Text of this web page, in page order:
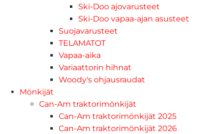
Ski-Doo ajovarusteet
Ski-Doo vapaa-ajan asusteet
Suojavarusteet
TELAMATOT
Vapaa-aika
Variaattorin hihnat
Woody's ohjausraudat
Mönkijät
Can-Am traktorimönkijät
Can-Am traktorimönkijät 2025
Can-Am traktorimönkijät 2026